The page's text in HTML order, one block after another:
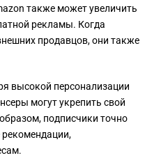
также может увеличить
рекламы. Когда
продавцов, они также
высокой персонализации
могут укрепить свой
подписчики точно